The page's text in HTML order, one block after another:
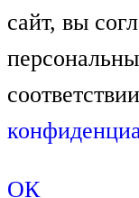
сайт, вы
соответствии
ОК